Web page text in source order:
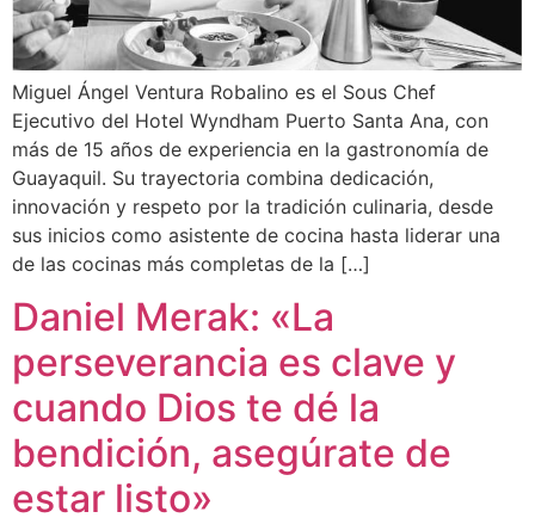
Miguel Ángel Ventura Robalino es el Sous Chef
Ejecutivo del Hotel Wyndham Puerto Santa Ana, con
más de 15 años de experiencia en la gastronomía de
Guayaquil. Su trayectoria combina dedicación,
innovación y respeto por la tradición culinaria, desde
sus inicios como asistente de cocina hasta liderar una
de las cocinas más completas de la […]
Daniel Merak: «La
perseverancia es clave y
cuando Dios te dé la
bendición, asegúrate de
estar listo»